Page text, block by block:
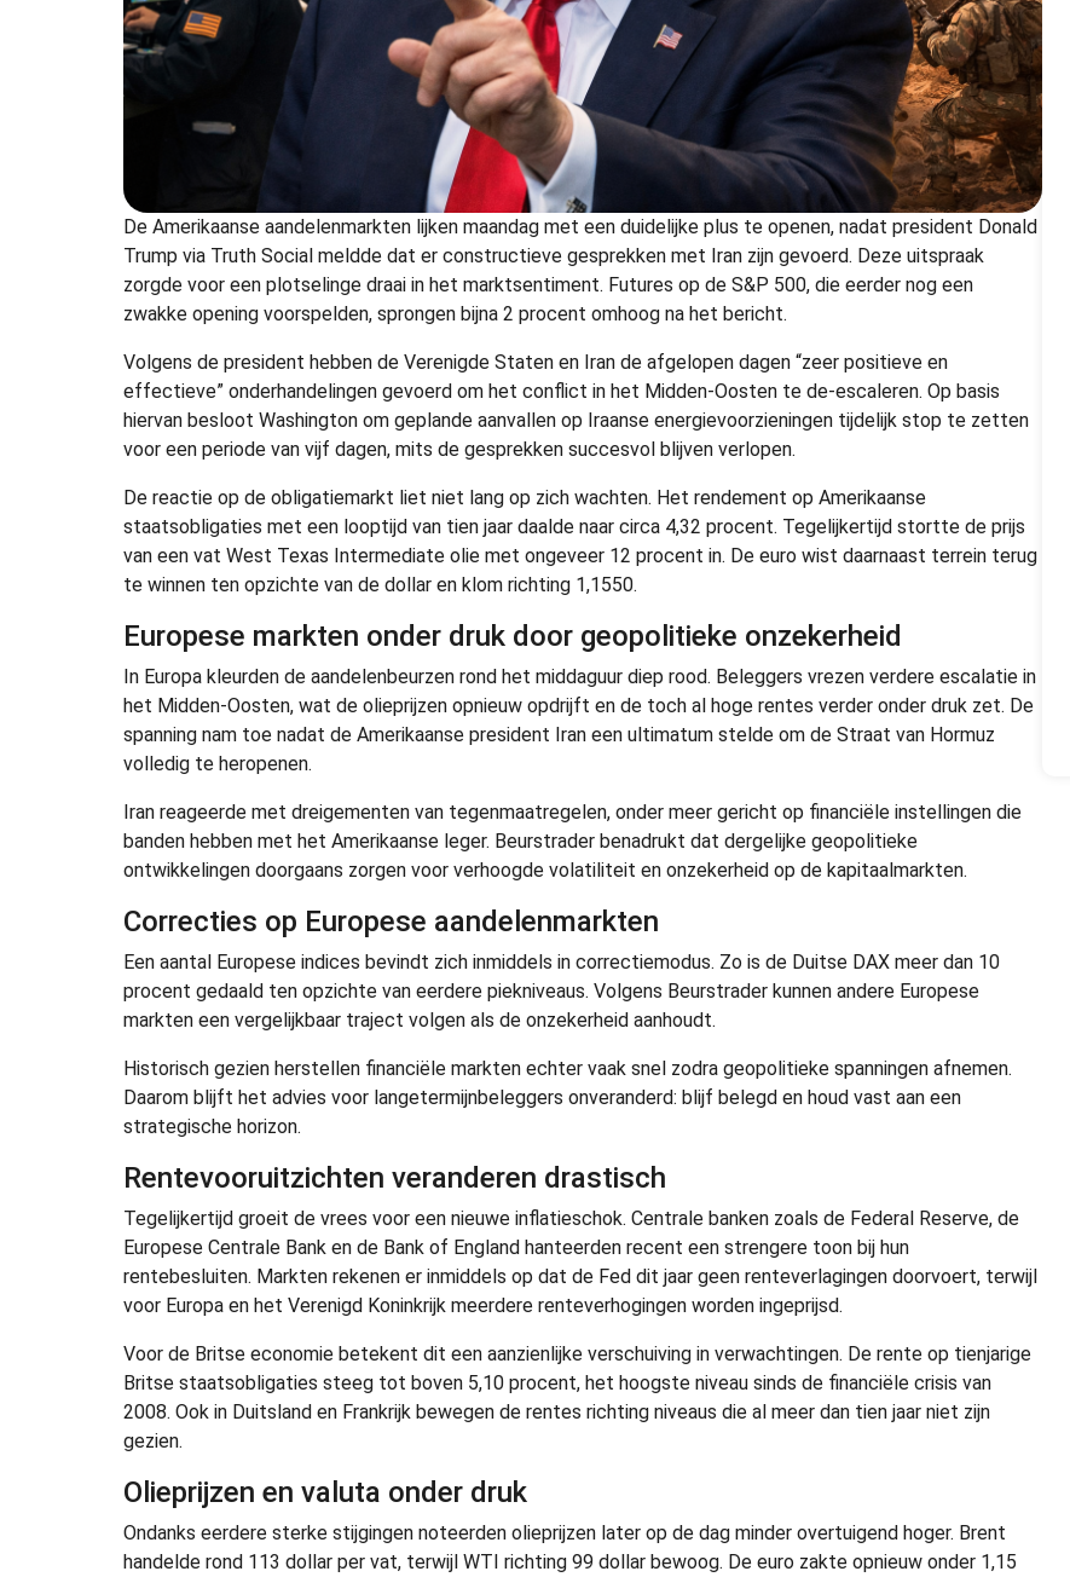
De Amerikaanse aandelenmarkten lijken maandag met een duidelijke plus te openen, nadat president Donald
Trump via Truth Social meldde dat er constructieve gesprekken met Iran zijn gevoerd. Deze uitspraak
zorgde voor een plotselinge draai in het marktsentiment. Futures op de S&P 500, die eerder nog een
zwakke opening voorspelden, sprongen bijna 2 procent omhoog na het bericht.
Volgens de president hebben de Verenigde Staten en Iran de afgelopen dagen “zeer positieve en
effectieve” onderhandelingen gevoerd om het conflict in het Midden-Oosten te de-escaleren. Op basis
hiervan besloot Washington om geplande aanvallen op Iraanse energievoorzieningen tijdelijk stop te zetten
voor een periode van vijf dagen, mits de gesprekken succesvol blijven verlopen.
De reactie op de obligatiemarkt liet niet lang op zich wachten. Het rendement op Amerikaanse
staatsobligaties met een looptijd van tien jaar daalde naar circa 4,32 procent. Tegelijkertijd stortte de prijs
van een vat West Texas Intermediate olie met ongeveer 12 procent in. De euro wist daarnaast terrein terug
te winnen ten opzichte van de dollar en klom richting 1,1550.
Europese markten onder druk door geopolitieke onzekerheid
In Europa kleurden de aandelenbeurzen rond het middaguur diep rood. Beleggers vrezen verdere escalatie in
het Midden-Oosten, wat de olieprijzen opnieuw opdrijft en de toch al hoge rentes verder onder druk zet. De
spanning nam toe nadat de Amerikaanse president Iran een ultimatum stelde om de Straat van Hormuz
volledig te heropenen.
Iran reageerde met dreigementen van tegenmaatregelen, onder meer gericht op financiële instellingen die
banden hebben met het Amerikaanse leger. Beurstrader benadrukt dat dergelijke geopolitieke
ontwikkelingen doorgaans zorgen voor verhoogde volatiliteit en onzekerheid op de kapitaalmarkten.
Correcties op Europese aandelenmarkten
Een aantal Europese indices bevindt zich inmiddels in correctiemodus. Zo is de Duitse DAX meer dan 10
procent gedaald ten opzichte van eerdere piekniveaus. Volgens Beurstrader kunnen andere Europese
markten een vergelijkbaar traject volgen als de onzekerheid aanhoudt.
Historisch gezien herstellen financiële markten echter vaak snel zodra geopolitieke spanningen afnemen.
Daarom blijft het advies voor langetermijnbeleggers onveranderd: blijf belegd en houd vast aan een
strategische horizon.
Rentevooruitzichten veranderen drastisch
Tegelijkertijd groeit de vrees voor een nieuwe inflatieschok. Centrale banken zoals de Federal Reserve, de
Europese Centrale Bank en de Bank of England hanteerden recent een strengere toon bij hun
rentebesluiten. Markten rekenen er inmiddels op dat de Fed dit jaar geen renteverlagingen doorvoert, terwijl
voor Europa en het Verenigd Koninkrijk meerdere renteverhogingen worden ingeprijsd.
Voor de Britse economie betekent dit een aanzienlijke verschuiving in verwachtingen. De rente op tienjarige
Britse staatsobligaties steeg tot boven 5,10 procent, het hoogste niveau sinds de financiële crisis van
2008. Ook in Duitsland en Frankrijk bewegen de rentes richting niveaus die al meer dan tien jaar niet zijn
gezien.
Olieprijzen en valuta onder druk
Ondanks eerdere sterke stijgingen noteerden olieprijzen later op de dag minder overtuigend hoger. Brent
handelde rond 113 dollar per vat, terwijl WTI richting 99 dollar bewoog. De euro zakte opnieuw onder 1,15